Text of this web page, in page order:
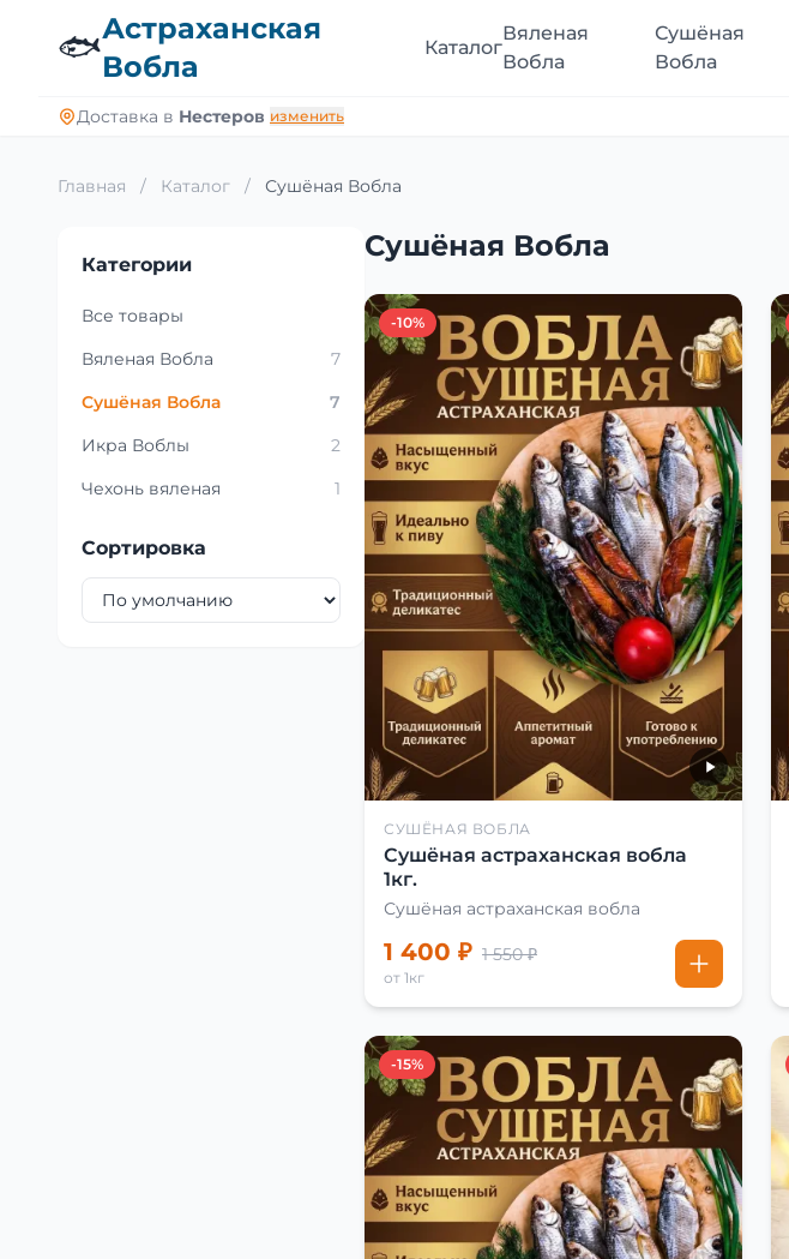
🐟Астраханская
Вобла
Каталог
Вяленая
Вобла
Сушёная
Вобла
Доставка в Нестеров изменить
Главная / Каталог / Сушёная Вобла
Категории
Все товары
Вяленая Вобла
7
Сушёная Вобла
7
Икра Воблы
2
Чехонь вяленая
1
Сортировка
Сушёная Вобла
-10%
СУШЁНАЯ ВОБЛА
Сушёная астраханская вобла
1кг.
Сушёная астраханская вобла
1 400 ₽ 1 550 ₽
от 1кг
-15%